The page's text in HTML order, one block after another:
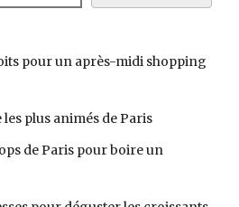
pour un après-midi shopping
plus animés de Paris
de Paris pour boire un